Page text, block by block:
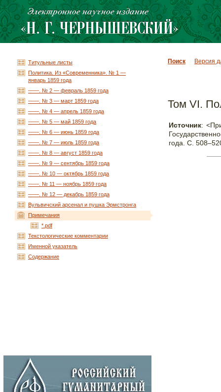
Титульные листы
Политика. Из «Современника». № 1 —
январь 1859 года
——. № 2 — февраль 1859 года
——. № 3 — март 1859 года
——. № 4 — апрель 1859 года
——. № 5 — май 1859 года
——. № 6 — июнь 1859 года
——. № 7 — июль 1859 года
——. № 8 — август 1859 года
——. № 9 — сентябрь 1859 года
——. № 10 — октябрь 1859 года
——. № 11 — ноябрь 1859 года
——. № 12 — декабрь 1859 года
Вульвичский арсенал и пушка Эрмстронга
Примечания
*.pdf
Текстологические комментарии
Именной указатель
Содержание
Поиск Версия
Том VI.
Источник:
года. С.